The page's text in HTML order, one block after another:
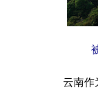
云南作为